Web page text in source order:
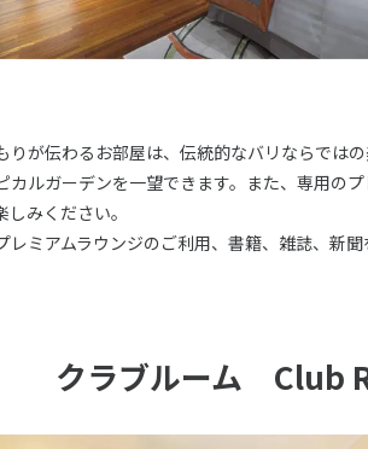
りが伝わるお部屋は、伝統的なバリならでは
カルガーデンを一望できます。また、専用の
みください。
レミアムラウンジのご利用、書籍、雑誌、新
クラブルーム Club